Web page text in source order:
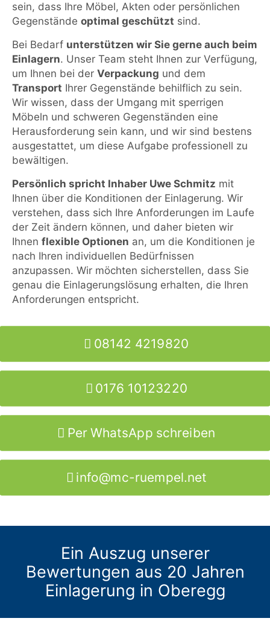
sein, dass Ihre Möbel, Akten oder persönlichen
Gegenstände optimal geschützt sind.
Bei Bedarf unterstützen wir Sie gerne auch beim
Einlagern. Unser Team steht Ihnen zur Verfügung,
um Ihnen bei der Verpackung und dem
Transport Ihrer Gegenstände behilflich zu sein.
Wir wissen, dass der Umgang mit sperrigen
Möbeln und schweren Gegenständen eine
Herausforderung sein kann, und wir sind bestens
ausgestattet, um diese Aufgabe professionell zu
bewältigen.
Persönlich spricht Inhaber Uwe Schmitz mit
Ihnen über die Konditionen der Einlagerung. Wir
verstehen, dass sich Ihre Anforderungen im Laufe
der Zeit ändern können, und daher bieten wir
Ihnen flexible Optionen an, um die Konditionen je
nach Ihren individuellen Bedürfnissen
anzupassen. Wir möchten sicherstellen, dass Sie
genau die Einlagerungslösung erhalten, die Ihren
Anforderungen entspricht.
08142 4219820
0176 10123220
Per WhatsApp schreiben
info@mc-ruempel.net
Ein Auszug unserer
Bewertungen aus 20 Jahren
Einlagerung in Oberegg